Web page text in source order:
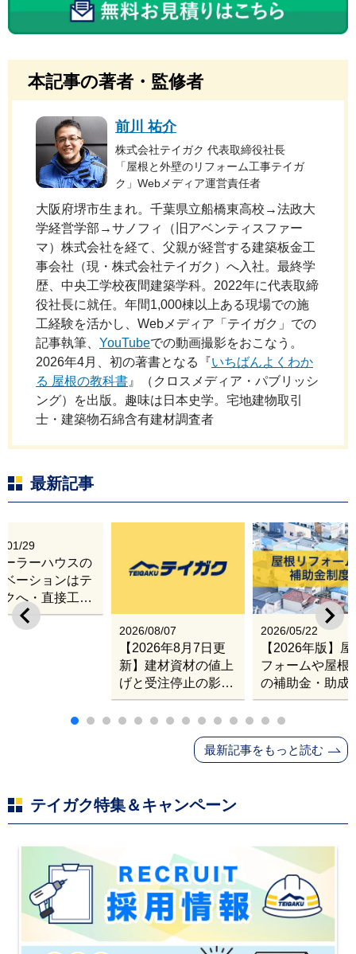
本記事の著者・監修者
前川 祐介
株式会社テイガク 代表取締役社長
「屋根と外壁のリフォーム工事テイガ
ク」Webメディア運営責任者
大阪府堺市生まれ。千葉県立船橋東高校→法政大
学経営学部→サノフィ（旧アベンティスファー
マ）株式会社を経て、父親が経営する建築板金工
事会社（現・株式会社テイガク）へ入社。最終学
歴、中央工学校夜間建築学科。2022年に代表取締
役社長に就任。年間1,000棟以上ある現場での施
工経験を活かし、Webメディア「テイガク」での
記事執筆、 YouTubeでの動画撮影をおこなう。
2026年4月、初の著書となる『いちばんよくわか
る 屋根の教科書 』（クロスメディア・パブリッシ
ング）を出版。趣味は日本史学。宅地建物取引
士・建築物石綿含有建材調査者
最新記事
2026/08/07
【2026年8月7日更
新】建材資材の値上
げと受注停止の影響
｜塗料・屋根材・シ
ンナー・断熱材・ル
ーフィングの値上げ
と材料入手困難・出
2026/05/22
【2026年版】
フォームや屋根
の補助金・助成
業
01/29
ーラーハウスの
ベーションはテ
クへ・直接工事
張改修サービス
最新記事をもっと読む
テイガク特集＆キャンペーン